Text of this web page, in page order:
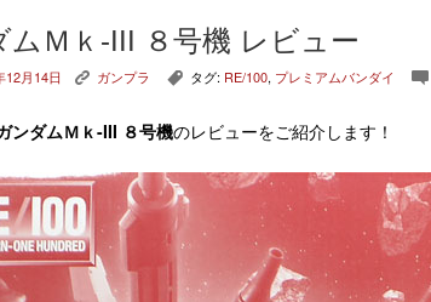
ムＭｋ-III ８号機 レビュー
12月14日 K ガンプラ , タグ: RE/100, プレミアムバンダイ c
ンダムＭｋ-III ８号機のレビューをご紹介します！